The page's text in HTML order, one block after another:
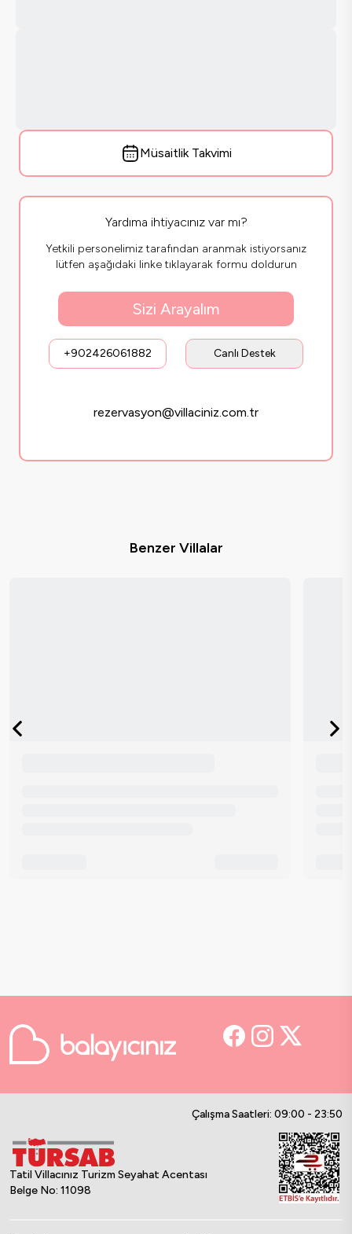
Müsaitlik Takvimi
Yardıma ihtiyacınız var mı?
Yetkili personelimiz tarafından aranmak istiyorsanız
lütfen aşağıdaki linke tıklayarak formu doldurun
Sizi Arayalım
+902426061882 Canlı Destek
rezervasyon@villaciniz.com.tr
Benzer Villalar
Çalışma Saatleri: 09:00 - 23:50
Tatil Villacınız Turizm Seyahat Acentası
Belge No: 11098